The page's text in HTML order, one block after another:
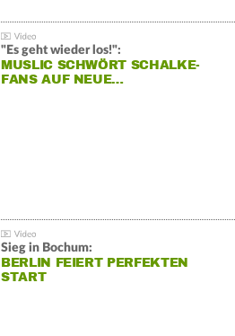
"Es geht wieder los!":
MUSLIC SCHWÖRT SCHALKE-
FANS AUF NEUE…
Sieg in Bochum:
BERLIN FEIERT PERFEKTEN
START